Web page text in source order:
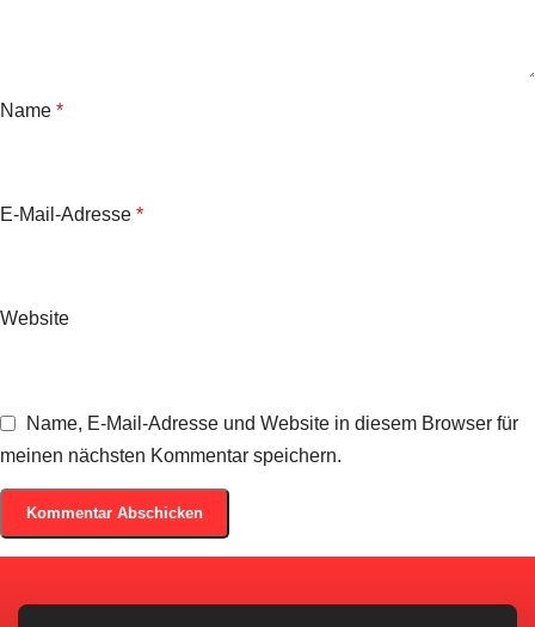
Name *
E-Mail-Adresse *
Website
Name, E-Mail-Adresse und Website in diesem Browser für
meinen nächsten Kommentar speichern.